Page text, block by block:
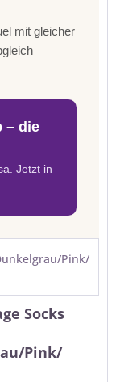
mit gleicher
– die
Jetzt in
Pink/
Socks
Pink/